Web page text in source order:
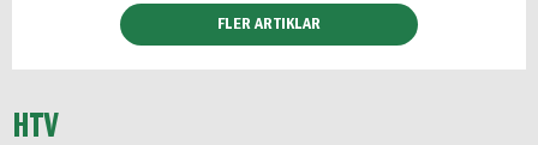
FLER ARTIKLAR
HTV